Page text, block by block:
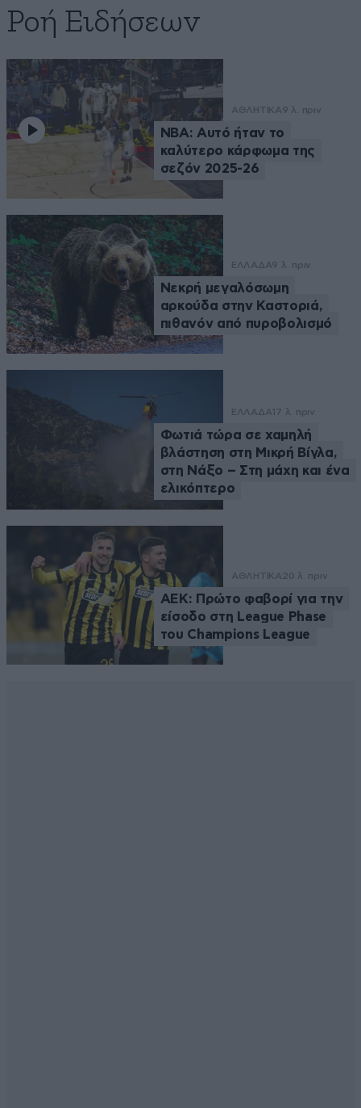
Ροή Ειδήσεων
ΑΘΛΗΤΙΚΑ9 λ. πριν
NBA: Αυτό ήταν το
καλύτερο κάρφωμα της
σεζόν 2025-26
ΕΛΛΑΔΑ9 λ. πριν
Νεκρή μεγαλόσωμη
αρκούδα στην Καστοριά,
πιθανόν από πυροβολισμό
ΕΛΛΑΔΑ 17 λ. πριν
Φωτιά τώρα σε χαμηλή
βλάστηση στη Μικρή Βίγλα,
στη Νάξο – Στη μάχη και ένα
ελικόπτερο
ΑΘΛΗΤΙΚΑ20 λ. πριν
ΑΕΚ: Πρώτο φαβορί για την
είσοδο στη League Phase
του Champions League